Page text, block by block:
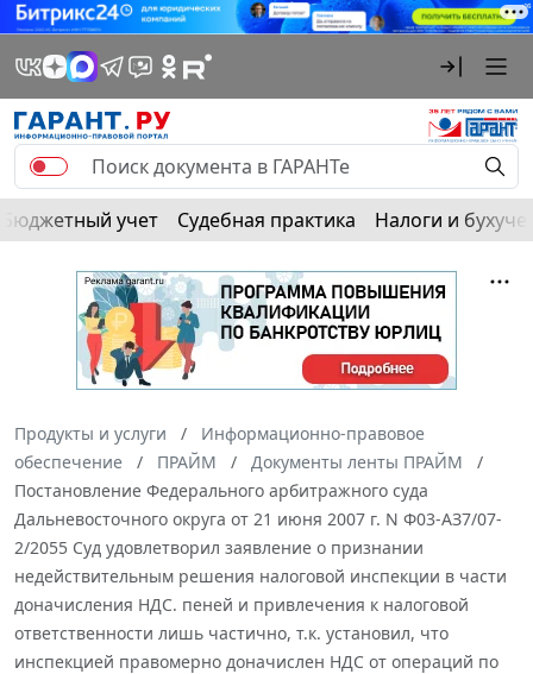
Бюджетный учет Судебная практика Налоги и
Продукты и услуги
Информационно-правовое
обеспечение
ПРАЙМ
Документы ленты ПРАЙМ
Постановление Федерального арбитражного суда
Дальневосточного округа от 21 июня 2007 г. N Ф03-АЗ7/07-
2/2055 Суд удовлетворил заявление о признании
недействительным решения налоговой инспекции в части
доначисления НДС. пеней и привлечения к налоговой
ответственности лишь частично, т.к. установил, что
инспекцией правомерно доначислен НДС от операций по